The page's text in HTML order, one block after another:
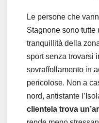
Le persone che
Stagnone sono tutte
tranquillità della
sport senza trovarsi
sovraffollamento in
pericolose. Non a
nord, antistante
clientela trova